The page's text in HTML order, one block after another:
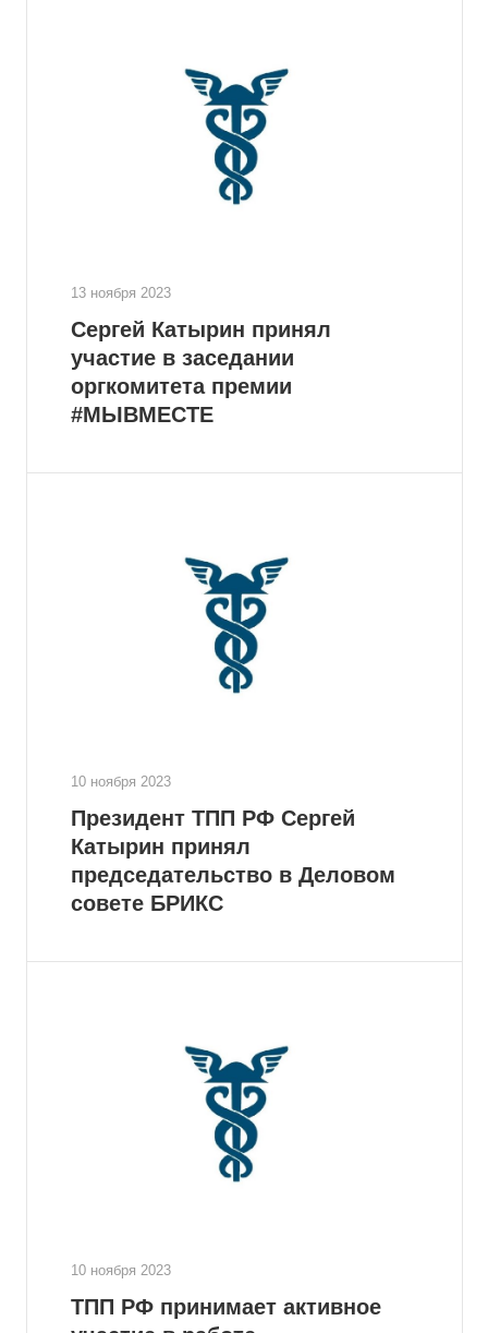
13 ноября 2023
Сергей Катырин принял
участие в заседании
оргкомитета премии
#МЫВМЕСТЕ
10 ноября 2023
Президент ТПП РФ Сергей
Катырин принял
председательство в Деловом
совете БРИКС
10 ноября 2023
ТПП РФ принимает активное